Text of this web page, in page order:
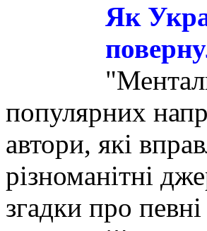
Як
популярних
автори, які
різноманітні
згадки про